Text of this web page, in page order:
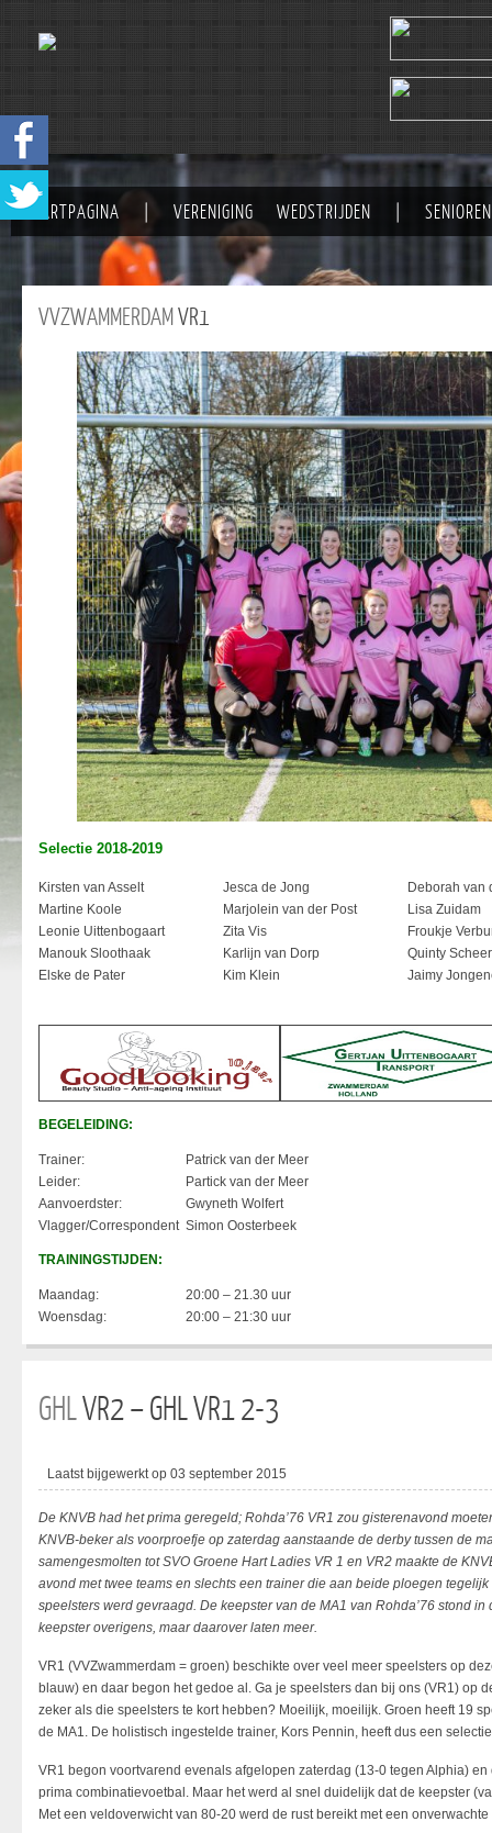
STARTPAGINA VERENIGING WEDSTRIJDEN SENIOREN
VVZWAMMERDAMVR1
Selectie 2018-2019
Kirsten van Asselt Jesca de Jong
Deborah van
Martine Koole
Marjolein van der Post
Lisa Zuidam
Leonie Uittenbogaart
Zita Vis
Froukje
Manouk Sloothaak
Karlijn van Dorp
Quinty Scheer
Elske de Pater
Kim Klein Jaimy
BEGELEIDING:
Trainer:
Patrick van der Meer
Leider:
Partick van der Meer
Aanvoerdster:
Gwyneth Wolfert
Vlagger/Correspondent Simon Oosterbeek
TRAININGSTIJDEN:
Maandag:
20:00 – 21.30 uur
Woensdag:
20:00 – 21:30 uur
GHL VR2 – GHL VR1 2-3
Laatst bijgewerkt op 03 september 2015
De KNVB had het prima geregeld; Rohda’76 VR1 zou gisterenavond
KNVB-beker als voorproefje op zaterdag aanstaande de derby tussen de
samengesmolten tot SVO Groene Hart Ladies VR 1 en VR2 maakte de
avond met twee teams en slechts een trainer die aan beide ploegen
speelsters werd gevraagd. De keepster van de MA1 van Rohda’76 stond
keepster overigens, maar daarover laten meer.
VR1 (VVZwammerdam = groen) beschikte over veel meer speelsters op
blauw) en daar begon het gedoe al. Ga je speelsters dan bij ons (VR1) op
zeker als die speelsters te kort hebben? Moeilijk, moeilijk. Groen heeft 19
de MA1. De holistisch ingestelde trainer, Kors Pennin, heeft dus een
VR1 begon voortvarend evenals afgelopen zaterdag (13-0 tegen Alphia)
prima combinatievoetbal. Maar het werd al snel duidelijk dat de keepster
Met een veldoverwicht van 80-20 werd de rust bereikt met een